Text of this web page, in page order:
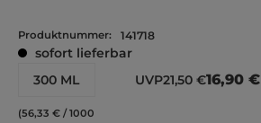
Produktnummer: 141718
sofort lieferbar
300 ML
(56,33 € / 1000
UVP21,50 €16,90 €